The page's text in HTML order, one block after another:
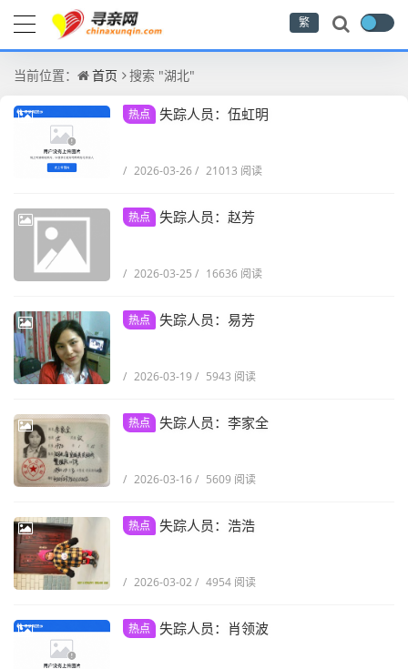
繁
当前位置： 首页 搜索 "湖北"
热点 失踪人员：伍虹明
/ 2026-03-26/ 21013 阅读
热点 失踪人员：赵芳
/ 2026-03-25 / 16636 阅读
热点 失踪人员：易芳
/ 2026-03-19 / 5943 阅读
热点 失踪人员：李家全
/ 2026-03-16/ 5609 阅读
热点 失踪人员：浩浩
/ 2026-03-02 / 4954 阅读
热点 失踪人员：肖领波